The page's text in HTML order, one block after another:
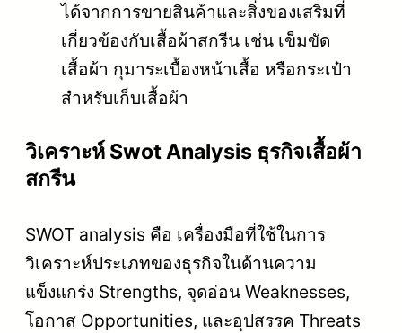
ได้จากการขายสินค้าและสิ่งของเสริมที่
เกี่ยวข้องกับเสื้อผ้าสกรีน เช่น เข็มขัด
เสื้อผ้า กุมาระเบื้องหน้าเสื้อ หรือกระเป๋า
สำหรับเก็บเสื้อผ้า
วิเคราะห์ Swot Analysis ธุรกิจเสื้อผ้า
สกรีน
SWOT analysis คือ เครื่องมือที่ใช้ในการ
วิเคราะห์ประเภทของธุรกิจในด้านความ
แข็งแกร่ง Strengths, จุดอ่อน Weaknesses,
โอกาส Opportunities, และอุปสรรค Threats